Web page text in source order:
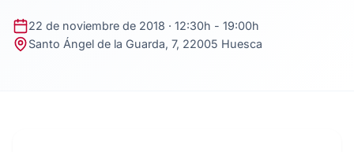
22 de noviembre de 2018 · 12:30h - 19:00h
Santo Ángel de la Guarda, 7, 22005 Huesca